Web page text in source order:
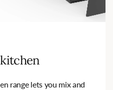
range lets you mix and